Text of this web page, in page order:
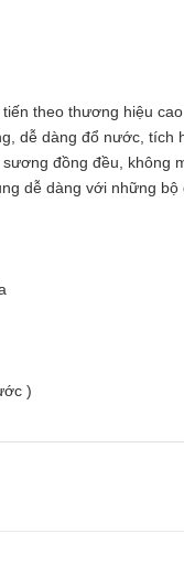
theo thương hiệu cao
dễ dàng đổ nước, tích
đồng đều, không
dễ dàng với những
)